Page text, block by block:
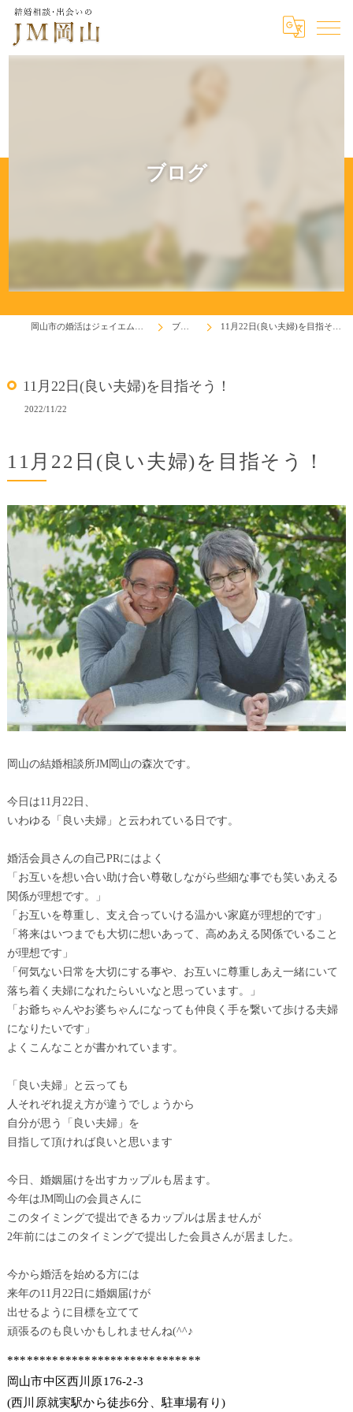
ブログ
ブログ 11月22日(良い夫婦)を目指そう！
11月22日(良い夫婦)を目指そう！
2022/11/22
11月22日(良い夫婦)を目指そう！
岡山の結婚相談所JM岡山の森次です。
今日は11月22日、
いわゆる「良い夫婦」と云われている日です。
婚活会員さんの自己PRにはよく
「お互いを想い合い助け合い尊敬しながら些細な事でも笑いあえる
関係が理想です。」
「お互いを尊重し、支え合っていける温かい家庭が理想的です」
「将来はいつまでも大切に想いあって、高めあえる関係でいること
が理想です」
「何気ない日常を大切にする事や、お互いに尊重しあえ一緒にいて
落ち着く夫婦になれたらいいなと思っています。」
「お爺ちゃんやお婆ちゃんになっても仲良く手を繋いて歩ける夫婦
になりたいです」
よくこんなことが書かれています。
「良い夫婦」と云っても
人それぞれ捉え方が違うでしょうから
自分が思う「良い夫婦」を
目指して頂ければ良いと思います
今日、婚姻届けを出すカップルも居ます。
今年はJM岡山の会員さんに
このタイミングで提出できるカップルは居ませんが
2年前にはこのタイミングで提出した会員さんが居ました。
今から婚活を始める方には
来年の11月22日に婚姻届けが
出せるように目標を立てて
頑張るのも良いかもしれませんね(^^♪
******************************
岡山市中区西川原176-2-3
(西川原就実駅から徒歩6分、駐車場有り)